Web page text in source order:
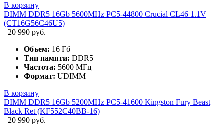
В корзину
DIMM DDR5 16Gb 5600MHz PC5-44800 Crucial CL46 1.1V
(CT16G56C46U5)
20 990 руб.
Объем: 16 Гб
Тип памяти: DDR5
Частота: 5600 МГц
Формат: UDIMM
В корзину
DIMM DDR5 16Gb 5200MHz PC5-41600 Kingston Fury Beast
Black Ret (KF552C40BB-16)
20 990 руб.